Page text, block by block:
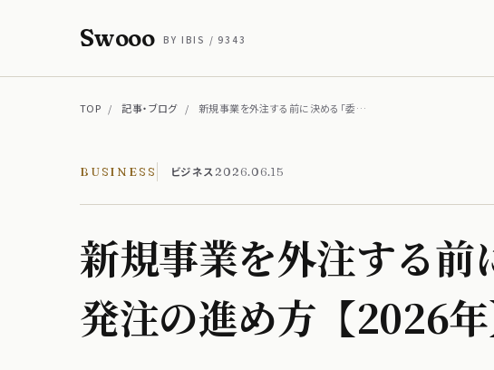
Swooo BY IBIS / 9343
TOP / 記事・ブログ / 新規事業を外注する前に決める「委…
BUSINESS ビジネス 2026.06.15
新規事業を​外注する​前
発注の​進め方​【2026年